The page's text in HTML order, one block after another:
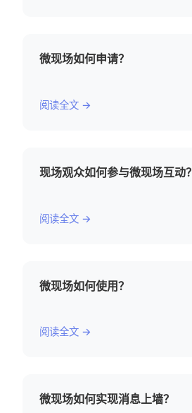
微现场如何申请？
阅读全文 →
现场观众如何参与微现场互动？
阅读全文 →
微现场如何使用？
阅读全文 →
微现场如何实现消息上墙？